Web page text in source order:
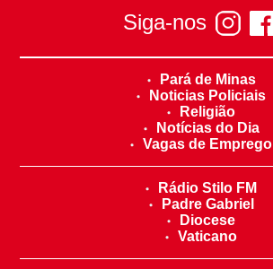
Siga-nos
Pará de Minas
Noticias Policiais
Religião
Notícias do Dia
Vagas de Emprego
Rádio Stilo FM
Padre Gabriel
Diocese
Vaticano